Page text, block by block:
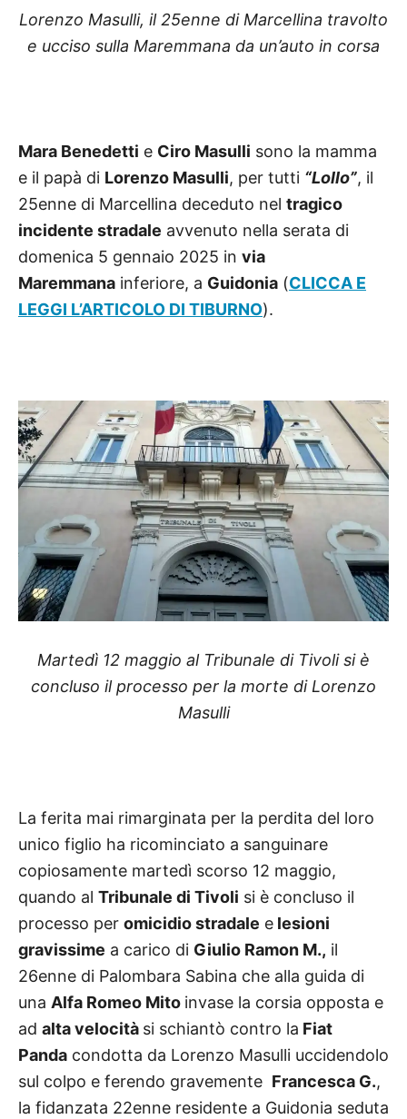
Lorenzo Masulli, il 25enne di Marcellina travolto
e ucciso sulla Maremmana da un’auto in corsa
Mara Benedetti e Ciro Masulli sono la mamma
e il papà di Lorenzo Masulli, per tutti “Lollo”, il
25enne di Marcellina deceduto nel tragico
incidente stradale avvenuto nella serata di
domenica 5 gennaio 2025 in via
Maremmana inferiore, a Guidonia (CLICCA E
LEGGI L’ARTICOLO DI TIBURNO).
Martedì 12 maggio al Tribunale di Tivoli si è
concluso il processo per la morte di Lorenzo
Masulli
La ferita mai rimarginata per la perdita del loro
unico figlio ha ricominciato a sanguinare
copiosamente martedì scorso 12 maggio,
quando al Tribunale di Tivoli si è concluso il
processo per omicidio stradale e lesioni
gravissime a carico di Giulio Ramon M., il
26enne di Palombara Sabina che alla guida di
una Alfa Romeo Mito invase la corsia opposta e
ad alta velocità si schiantò contro la Fiat
Panda condotta da Lorenzo Masulli uccidendolo
sul colpo e ferendo gravemente Francesca G.,
la fidanzata 22enne residente a Guidonia seduta